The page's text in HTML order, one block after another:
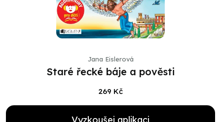
Jana Eislerová
Staré řecké báje a pověsti
269 Kč